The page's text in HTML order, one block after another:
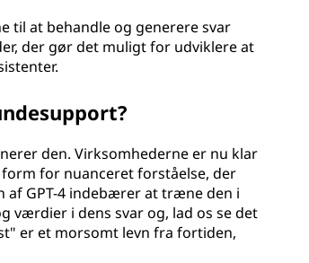
til at behandle og generere svar
der gør det muligt for udviklere at
den. Virksomhederne er nu klar
for nuanceret forståelse, der
GPT-4 indebærer at træne den i
værdier i dens svar og, lad os se det
er et morsomt levn fra fortiden,